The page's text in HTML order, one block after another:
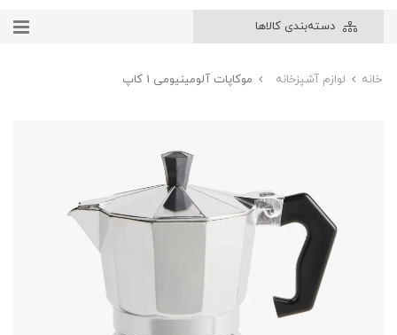
دسته‌بندی کالاها
خانه لوازم آشپزخانه موکاپات آلومینیومی 1 کاپ